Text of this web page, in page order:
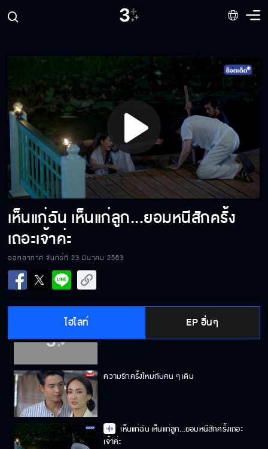
Play
Video
เห็นแก่ฉัน เห็นแก่ลูก...ยอมหนีสักครั้ง
เถอะเจ้าค่ะ
ออกอากาศ จันทร์ที่ 23 มีนาคม 2563
ไฮไลท์ EP อื่นๆ
คุณใช้พลังกับผมไม่ได้หรอก
จิ๊กซอว์ชิ้นสำคัญ กับโศกนาฏกรรมพันกว่าปี
มาเป็นปาปารัสซีเหรอวะ
คำอธิษฐานของฉัน
ชมอะไรบ่อย ๆ เดี๋ยวเหลิงหมด
ความรักครั้งใหม่กับคน ๆ เดิม
เห็นแก่ฉัน เห็นแก่ลูก...ยอมหนีสักครั้งเถอะ
เจ้าค่ะ